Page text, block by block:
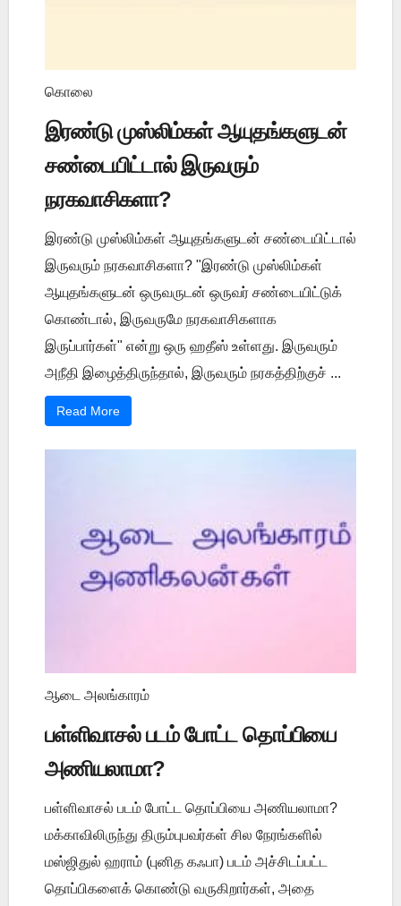
கொலை
இரண்டு முஸ்லிம்கள் ஆயுதங்களுடன்
சண்டையிட்டால் இருவரும்
நரகவாசிகளா?
இரண்டு முஸ்லிம்கள் ஆயுதங்களுடன் சண்டையிட்டால்
இருவரும் நரகவாசிகளா? "இரண்டு முஸ்லிம்கள்
ஆயுதங்களுடன் ஒருவருடன் ஒருவர் சண்டையிட்டுக்
கொண்டால், இருவருமே நரகவாசிகளாக
இருப்பார்கள்" என்று ஒரு ஹதீஸ் உள்ளது. இருவரும்
அநீதி இழைத்திருந்தால், இருவரும் நரகத்திற்குச் ...
Read More
ஆடை அலங்காரம்
பள்ளிவாசல் படம் போட்ட தொப்பியை
அணியலாமா?
பள்ளிவாசல் படம் போட்ட தொப்பியை அணியலாமா?
மக்காவிலிருந்து திரும்புபவர்கள் சில நேரங்களில்
மஸ்ஜிதுல் ஹராம் (புனித கஃபா) படம் அச்சிடப்பட்ட
தொப்பிகளைக் கொண்டு வருகிறார்கள், அதை